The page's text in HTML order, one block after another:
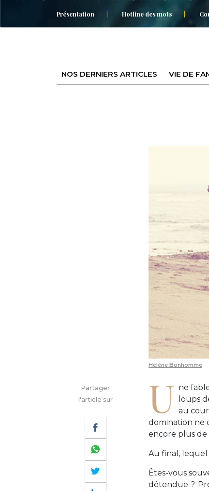
Présentation Hotline des mots
NOS DERNIERS ARTICLES VIE DE
Hélène Bonhomme
Partager
l'article sur
U ne
loups
au
domination ne
encore plus
Au final, lequel
Êtes-vous
détendue ?